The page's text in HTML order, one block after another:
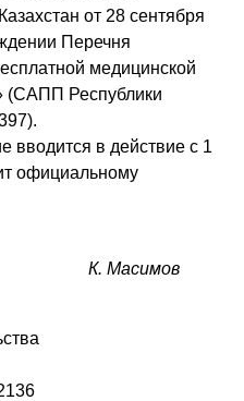
от 28 сентября
Перечня
медицинской
(САПП Республики
вводится в действие с 1
официальному
К. Масимов